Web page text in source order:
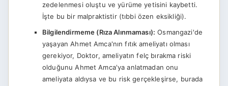
zedelenmesi oluştu ve yürüme yetisini kaybetti.
İşte bu bir malpraktistir (tıbbi özen eksikliği).
Bilgilendirmeme (Rıza Alınmaması): Osmangazi'de
yaşayan Ahmet Amca'nın fıtık ameliyatı olması
gerekiyor, Doktor, ameliyatın felç bırakma riski
olduğunu Ahmet Amca'ya anlatmadan onu
ameliyata aldıysa ve bu risk gerçekleşirse, burada